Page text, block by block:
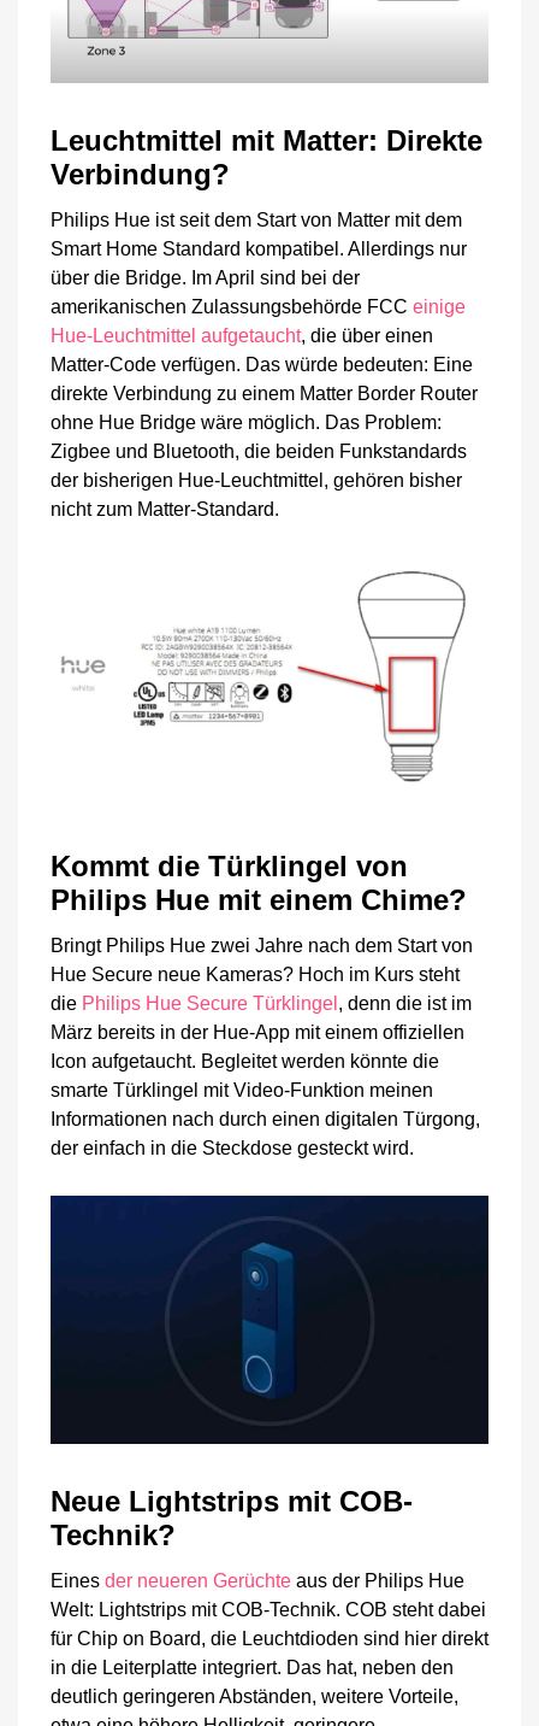
Leuchtmittel mit Matter: Direkte
Verbindung?
Philips Hue ist seit dem Start von Matter mit dem
Smart Home Standard kompatibel. Allerdings nur
über die Bridge. Im April sind bei der
amerikanischen Zulassungsbehörde FCC einige
Hue-Leuchtmittel aufgetaucht, die über einen
Matter-Code verfügen. Das würde bedeuten: Eine
direkte Verbindung zu einem Matter Border Router
ohne Hue Bridge wäre möglich. Das Problem:
Zigbee und Bluetooth, die beiden Funkstandards
der bisherigen Hue-Leuchtmittel, gehören bisher
nicht zum Matter-Standard.
Kommt die Türklingel von
Philips Hue mit einem Chime?
Bringt Philips Hue zwei Jahre nach dem Start von
Hue Secure neue Kameras? Hoch im Kurs steht
die Philips Hue Secure Türklingel , denn die ist im
März bereits in der Hue-App mit einem offiziellen
Icon aufgetaucht. Begleitet werden könnte die
smarte Türklingel mit Video-Funktion meinen
Informationen nach durch einen digitalen Türgong,
der einfach in die Steckdose gesteckt wird.
Neue Lightstrips mit COB-
Technik?
Eines der neueren Gerüchte aus der Philips Hue
Welt: Lightstrips mit COB-Technik. COB steht dabei
für Chip on Board, die Leuchtdioden sind hier direkt
in die Leiterplatte integriert. Das hat, neben den
deutlich geringeren Abständen, weitere Vorteile,